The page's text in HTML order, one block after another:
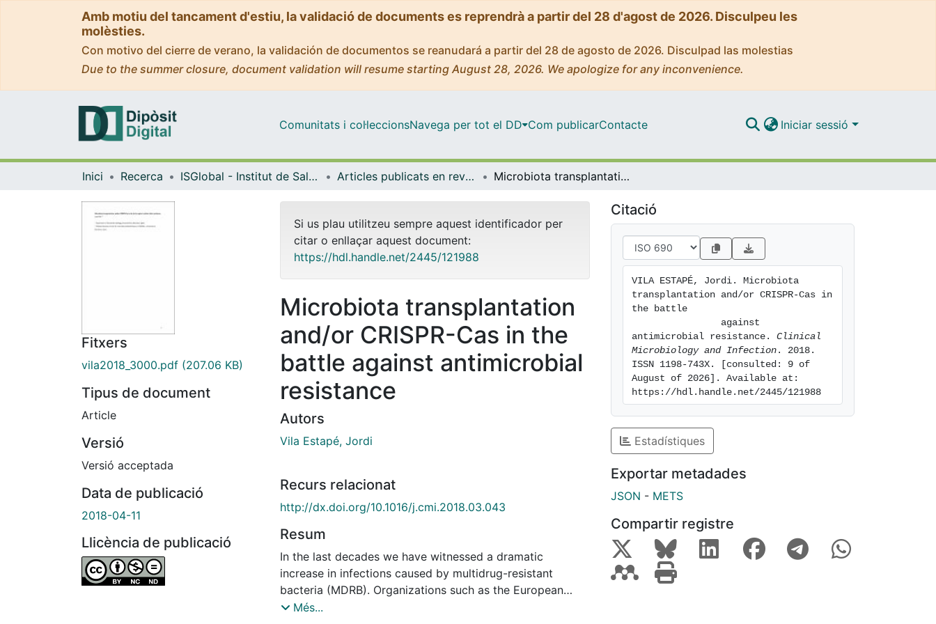
Amb motiu del tancament d'estiu, la validació de documents es reprendrà a partir del 28 d'agost de 2026. Disculpeu les
molèsties.
Con motivo del cierre de verano, la validación de documentos se reanudará a partir del 28 de agosto de 2026. Disculpad las molestias
Due to the summer closure, document validation will resume starting August 28, 2026. We apologize for any inconvenience.
Comunitats i col·leccionsNavega per tot el DD Com publicarContacte Iniciar sessió
Inici Recerca ISGlobal - Institut de Salut Global de Barcelona Articles publicats en revistes (ISGlobal) Microbiota transplantation and/or CRISPR-Cas in the battle against antimicrobial resistance
Fitxers
vila2018_3000.pdf (207.06 KB)
Tipus de document
Article
Versió
Versió acceptada
Data de publicació
2018-04-11
Llicència de publicació
Si us plau utilitzeu sempre aquest identificador per
citar o enllaçar aquest document:
https://hdl.handle.net/2445/121988
Microbiota transplantation
and/or CRISPR-Cas in the
battle against antimicrobial
resistance
Autors
Vila Estapé, Jordi
Recurs relacionat
http://dx.doi.org/10.1016/j.cmi.2018.03.043
Resum
In the last decades we have witnessed a dramatic
increase in infections caused by multidrug-resistant
bacteria (MDRB). Organizations such as the European
Center for Disease Prevention and Control (ECDC) and
Més...
Citació
VILA ESTAPÉ, Jordi. Microbiota
transplantation and/or CRISPR-Cas in
the battle
antimicrobial resistance. Clinical
Microbiology and Infection . 2018.
ISSN 1198-743X. [consulted: 9 of
August of 2026]. Available at:
https://hdl.handle.net/2445/121988
Estadístiques
Exportar metadades
JSON - METS
Compartir registre